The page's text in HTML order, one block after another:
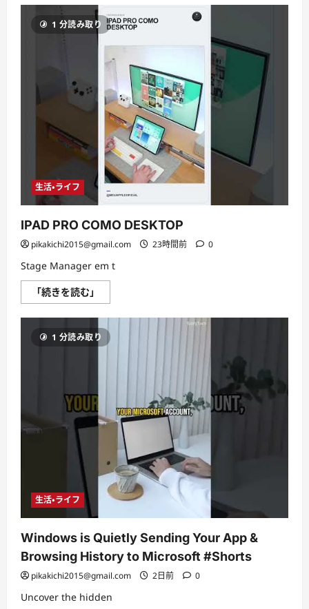
parte
dois
modo
organização
visual
modo
aplicativo
janelas
に
つ
い
さ
ら
に
読
む
1 分読み取り
生活・ライフ
IPAD PRO COMO DESKTOP
pikakichi2015@gmail.com 23時間前 0
Stage Manager em t
「続きを読む」
PRO
DESKTOP
に
つ
い
1 分読み取り
生活・ライフ
Windows is Quietly Sending Your App &
Browsing History to Microsoft #Shorts
pikakichi2015@gmail.com 2日前 0
Uncover the hidden